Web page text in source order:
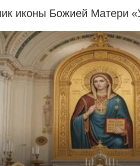
иконы Божией Матери